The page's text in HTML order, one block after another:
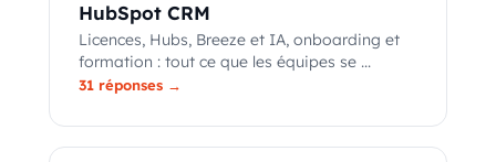
HubSpot CRM
Licences, Hubs, Breeze et IA, onboarding et
formation : tout ce que les équipes se ...
31 réponses →